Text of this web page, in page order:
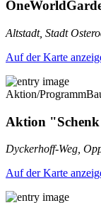
Altstadt, Stadt
Auf der Karte
Aktion/Programm
Aktion
Dyckerhoff-Weg,
Auf der Karte